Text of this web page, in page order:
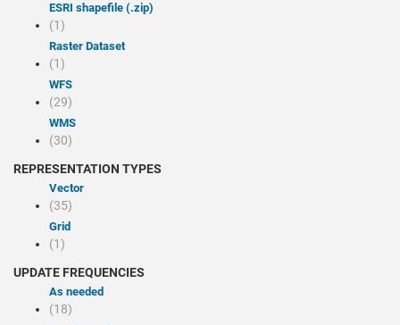
ESRI shapefile (.zip)
(1)
Raster Dataset
(1)
WFS
(29)
WMS
(30)
REPRESENTATION TYPES
Vector
(35)
Grid
(1)
UPDATE FREQUENCIES
As needed
(18)